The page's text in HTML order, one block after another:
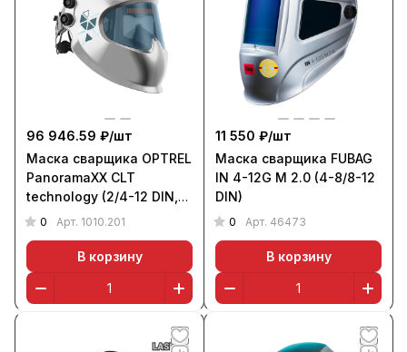
96 946.59 ₽/шт
Маска сварщика OPTREL
PanoramaXX CLT
technology (2/4-12 DIN,
серебристая)
0 Арт. 1010.201
В корзину
11 550 ₽/шт
Маска сварщика FUBAG
IN 4-12G M 2.0 (4-8/8-12
DIN)
0 Арт. 46473
В корзину